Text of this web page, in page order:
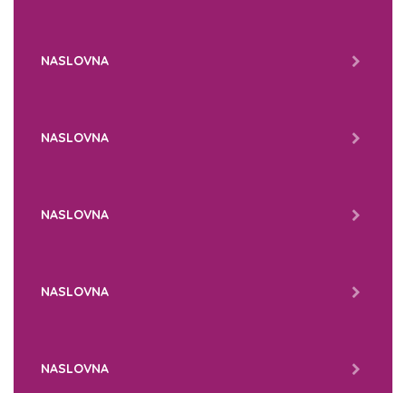
NASLOVNA
NASLOVNA
NASLOVNA
NASLOVNA
NASLOVNA